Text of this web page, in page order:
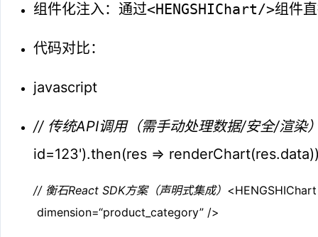
组件化注入：通过<HENGSHIChart/>组件
代码对比：
javascript
// 传统API调用（需手动处理数据/安全/渲染
id=123').then(res =>
// 衡石React SDK方案（声明式集成）
dimension=“product_category” />